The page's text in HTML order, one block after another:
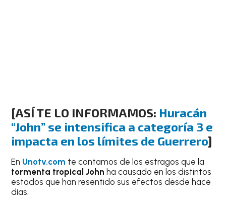
[ASÍ TE LO INFORMAMOS: Huracán
“John” se intensifica a categoría 3 e
impacta en los límites de Guerrero]
En Unotv.com te contamos de los estragos que la
tormenta tropical John ha causado en los distintos
estados que han resentido sus efectos desde hace
días.